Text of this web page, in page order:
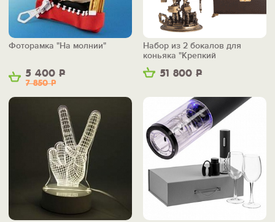
5 400 Р
7 850Р
Фоторамка "На молнии"
51 800 Р
Набор из 2 бокалов для
коньяка "Крепкий
фундамент"